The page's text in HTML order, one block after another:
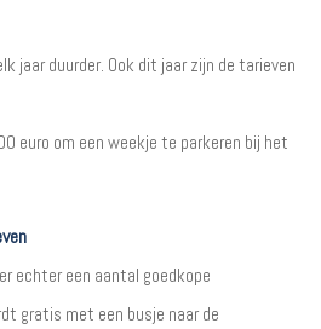
jaar duurder. Ook dit jaar zijn de tarieven
euro om een weekje te parkeren bij het
echter een aantal goedkope
gratis met een busje naar de